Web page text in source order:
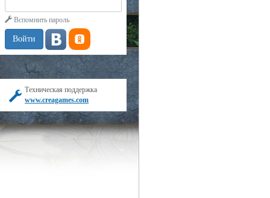
Вспомнить пароль
Техническая поддержка
www.creagames.com